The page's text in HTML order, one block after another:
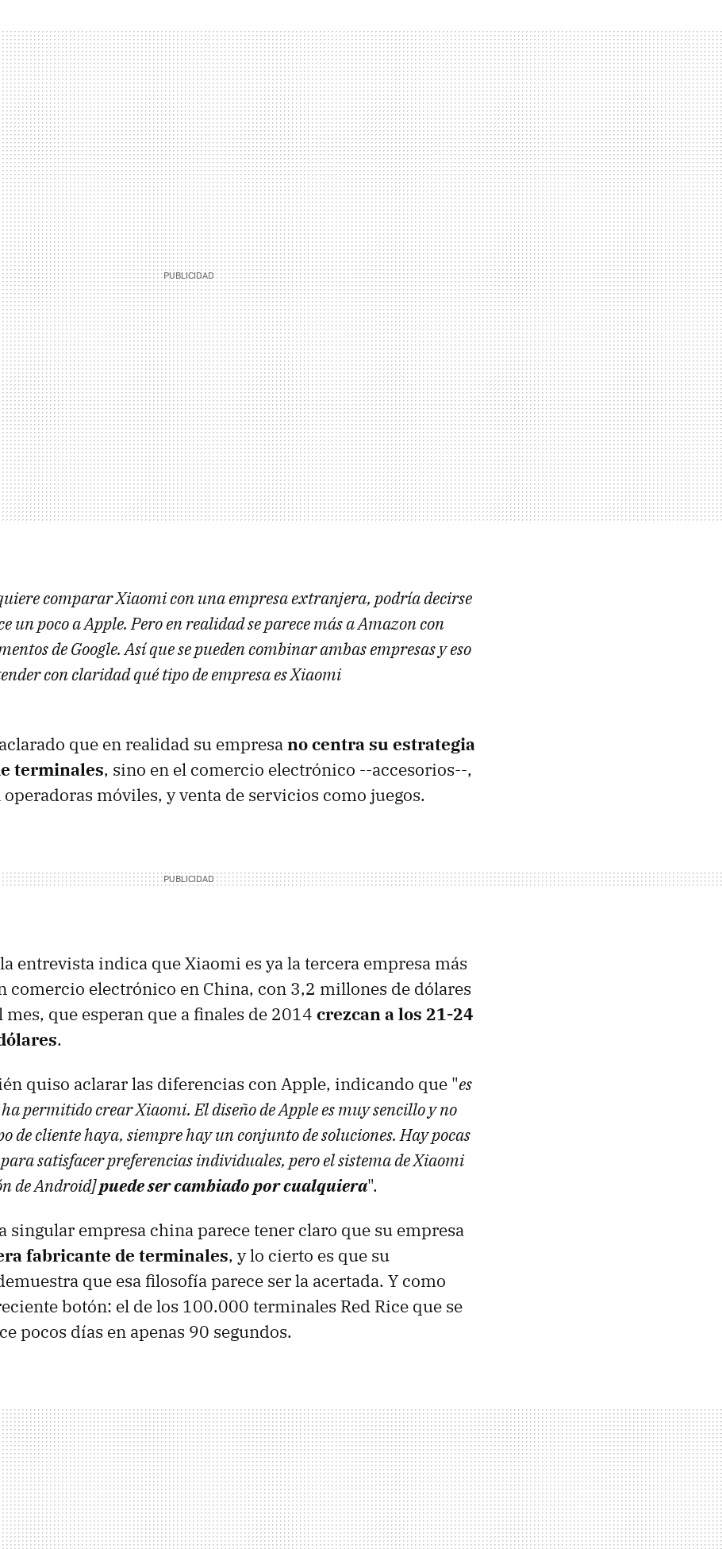
comparar Xiaomi con una empresa extranjera, podría decirse
un poco a Apple. Pero en realidad se parece más a Amazon con
de Google. Así que se pueden combinar ambas empresas y eso
con claridad qué tipo de empresa es Xiaomi
que en realidad su empresano centra su estrategia
terminales, sino en el comercio electrónico --accesorios--,
móviles, y venta de servicios como juegos.
entrevista indica que Xiaomi es ya la tercera empresa más
comercio electrónico en China, con 3,2 millones de dólares
mes, que esperan que a finales de 2014 crezcan a los 21-24
.
quiso aclarar las diferencias con Apple, indicando que "es
permitido crear Xiaomi. El diseño de Apple es muy sencillo y no
de cliente haya, siempre hay un conjunto de soluciones. Hay pocas
satisfacer preferencias individuales, pero el sistema de Xiaomi
de Android]puede ser cambiado por cualquiera".
singular empresa china parece tener claro que su empresa
fabricante de terminales, y lo cierto es que su
que esa filosofía parece ser la acertada. Y como
botón: el de los 100.000 terminales Red Rice que se
pocos días en apenas 90 segundos.